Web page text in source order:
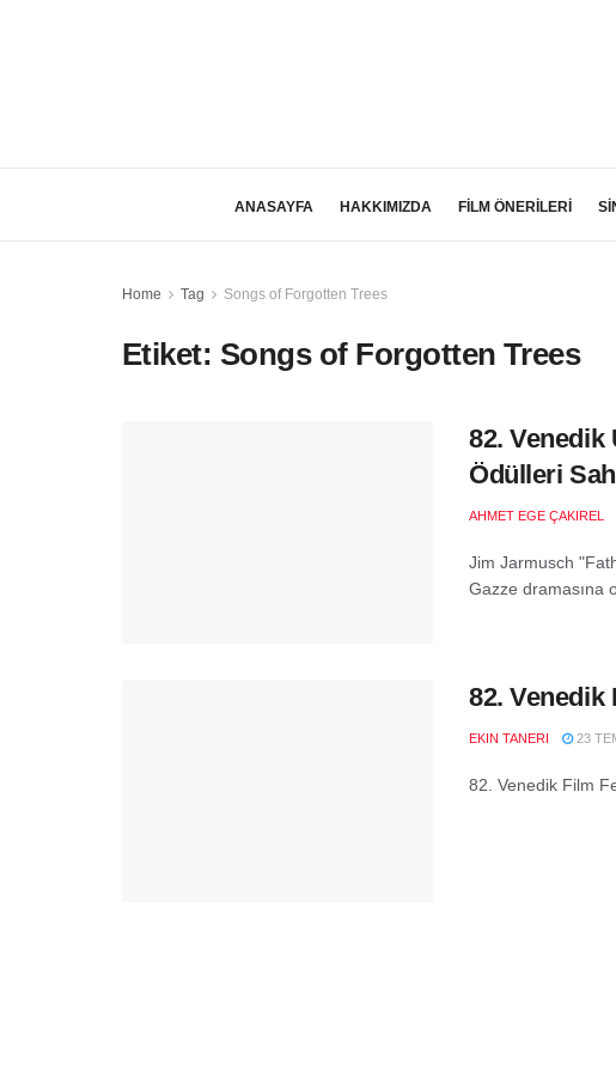
ANASAYFA HAKKIMIZDA FİLM ÖNERİLERİ
Home Tag Songs of Forgotten Trees
Etiket: Songs of Forgotten Trees
82. Venedik
Ödülleri
AHMET EGE ÇAKIREL
Jim Jarmusch
Gazze dramasına
82. Venedik
EKIN TANERI 23
82. Venedik Film